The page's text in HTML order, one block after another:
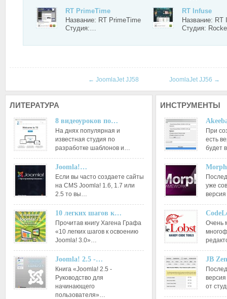
RT PrimeTime
Название: RT PrimeTime
Студия:…
RT Infuse
Название: RT
Студия:
← JoomlaJet JJ58 JoomlaJet JJ56 →
ЛИТЕРАТУРА
8 видеоуроков по…
На днях популярная и
известная студия по
разработке шаблонов и…
Joomla!…
Если вы часто создаете сайты
на CMS Joomla! 1.6, 1.7 или
2.5 то вы…
10 легких шагов к…
Прочитав книгу Хагена Графа
«10 легких шагов к освоению
Joomla! 3.0»…
Joomla! 2.5 -…
Книга «Joomla! 2.5 -
Руководство для
начинающего
пользователя»…
ИНСТРУМЕНТЫ
При
есть
будет
уже
Очень
JB
от